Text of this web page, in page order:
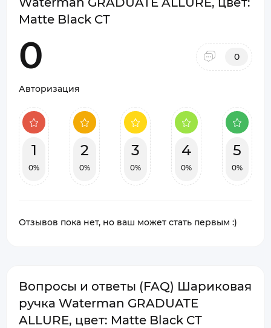
Matte Black CT
0 0
Авторизация
1
0%
2
0%
3
0%
4
0%
5
0%
Отзывов пока нет, но ваш может стать первым :)
Вопросы и ответы (FAQ) Шариковая
ручка Waterman GRADUATE
ALLURE, цвет: Matte Black CT